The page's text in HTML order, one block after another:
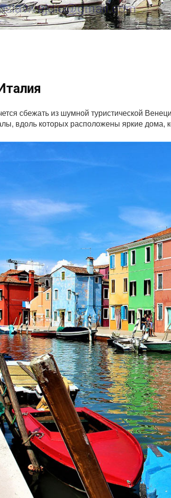
сбежать из шумной туристической
вдоль которых расположены яркие дома,